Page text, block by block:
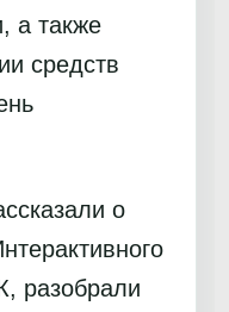
а также
средств
о
разобрали